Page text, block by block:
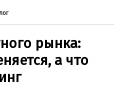
рынка:
а что